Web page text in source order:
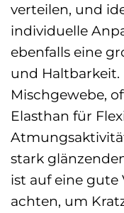
verteilen, und
individuelle
ebenfalls eine
und
Mischgewebe,
Elasthan für
stark
ist auf eine gute
achten, um